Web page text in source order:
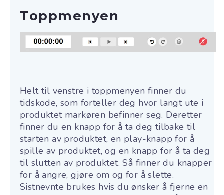
Toppmenyen
Helt til venstre i toppmenyen finner du
tidskode, som forteller deg hvor langt ute i
produktet markøren befinner seg. Deretter
finner du en knapp for å ta deg tilbake til
starten av produktet, en play-knapp for å
spille av produktet, og en knapp for å ta deg
til slutten av produktet. Så finner du knapper
for å angre, gjøre om og for å slette.
Sistnevnte brukes hvis du ønsker å fjerne en